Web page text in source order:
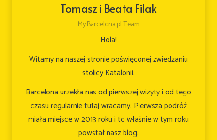
Tomasz i Beata Filak
MyBarcelona.pl Team
Hola!
Witamy na naszej stronie poświęconej zwiedzaniu
stolicy Katalonii.
Barcelona urzekła nas od pierwszej wizyty i od tego
czasu regularnie tutaj wracamy. Pierwsza podróż
miała miejsce w 2013 roku i to właśnie w tym roku
powstał nasz blog.